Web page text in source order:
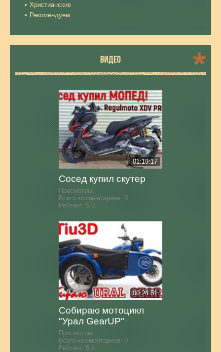
Христианские
Рекомендуем
ВИДЕО
01:19:17
Сосед купил скутер
Просмотры:
Всего комментариев: 0
Рейтинг: 5.0
00:24:51
Собираю мотоцикл
"Урал GearUP"
Просмотры:
Всего комментариев: 0
Рейтинг: 5.0